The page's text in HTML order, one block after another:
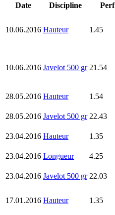
Date Discipline Perf
10.06.2016 Hauteur 1.45
10.06.2016 Javelot 500 gr 21.54
28.05.2016 Hauteur 1.54
28.05.2016 Javelot 500 gr 22.43
23.04.2016 Hauteur 1.35
23.04.2016 Longueur 4.25
23.04.2016 Javelot 500 gr 22.03
17.01.2016 Hauteur 1.35